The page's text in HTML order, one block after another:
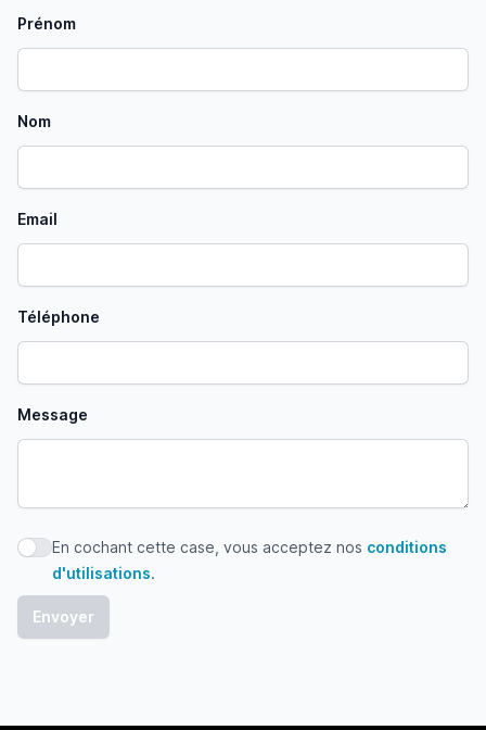
Prénom
Nom
Email
Téléphone
Message
En cochant cette case, vous acceptez nos conditions
En cochant cette case, vous acceptez nos conditions
d'utilisations.